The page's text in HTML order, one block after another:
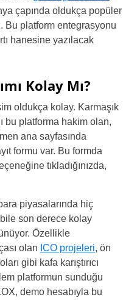
çapında oldukça popüler
Bu platform entegrasyonu
hanesine yazılacak
Kolay Mı?
oldukça kolay. Karmaşık
bu platforma hakim olan,
ana sayfasında
formu var. Bu formda
tıkladığınızda,
piyasalarında hiç
son derece kolay
Özellikle
olan ICO projeleri, ön
gibi kafa karıştırıcı
platformun sunduğu
demo hesabıyla bu